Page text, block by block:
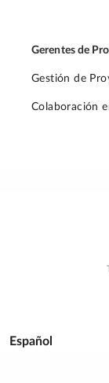
Gerentes de
Gestión de
Colaboración
Español